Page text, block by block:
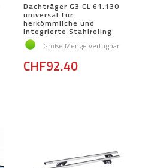
Dachträger G3 CL 61.130
universal für
herkömmliche und
integrierte Stahlreling
Große Menge verfügbar
CHF92.40